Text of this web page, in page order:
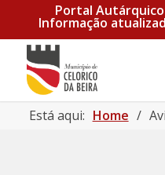
Portal
Informação
Está aqui: Home /